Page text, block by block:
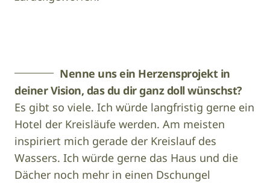
Nenne uns ein Herzensprojekt in
deiner Vision, das du dir ganz doll wünschst?
Es gibt so viele. Ich würde langfristig gerne ein
Hotel der Kreisläufe werden. Am meisten
inspiriert mich gerade der Kreislauf des
Wassers. Ich würde gerne das Haus und die
Dächer noch mehr in einen Dschungel